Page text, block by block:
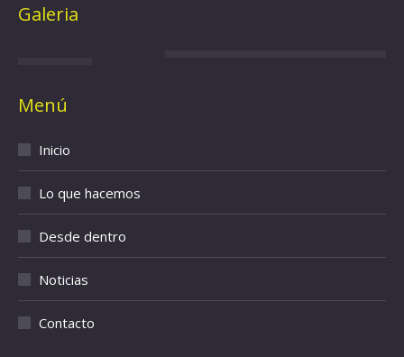
Galeria
Menú
Inicio
Lo que hacemos
Desde dentro
Noticias
Contacto